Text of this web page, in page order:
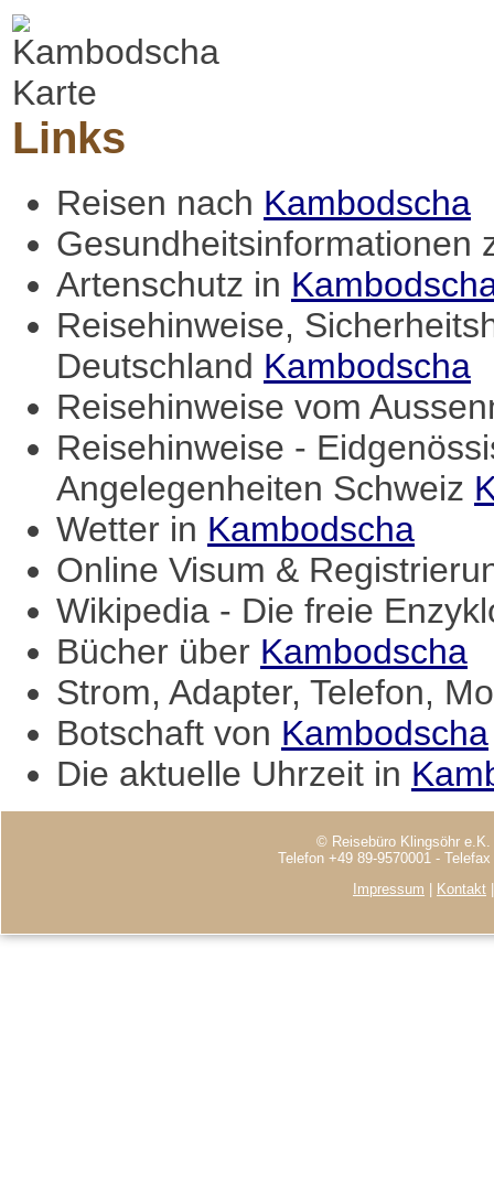
Links
Reisen nach Kambodscha
Gesundheitsinformationen
Artenschutz in
Reisehinweise,
Deutschland Kambodscha
Reisehinweise vom
Reisehinweise -
Angelegenheiten Schweiz
Wetter in Kambodscha
Online Visum &
Wikipedia - Die freie
Bücher über Kambodscha
Strom, Adapter, Telefon,
Botschaft von Kambodscha
Die aktuelle Uhrzeit in
© Reisebüro Klingsöhr
Telefon +49 89-9570001 -
Impressum
Kontakt